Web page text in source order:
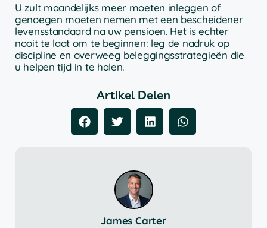
U zult maandelijks meer moeten inleggen of
genoegen moeten nemen met een bescheidener
levensstandaard na uw pensioen. Het is echter
nooit te laat om te beginnen: leg de nadruk op
discipline en overweeg beleggingsstrategieën die
u helpen tijd in te halen.
Artikel Delen
James Carter